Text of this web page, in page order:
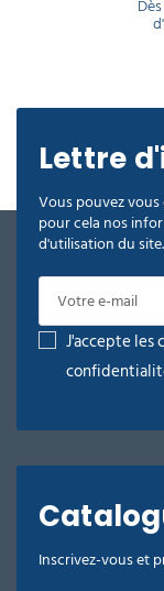
Lettre
Vous pouvez
pour cela nos
d'utilisation du site.
J'accepte
Inscrivez-vous et